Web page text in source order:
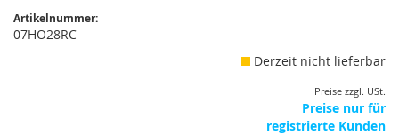
Artikelnummer:
07HO28RC
Derzeit nicht lieferbar
Preise zzgl. USt.
Preise nur für
registrierte Kunden